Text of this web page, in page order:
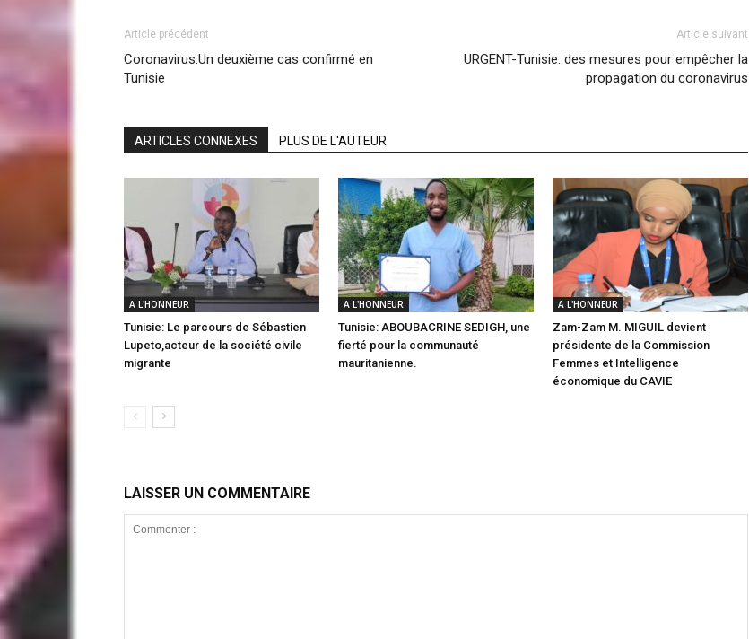
Article précédent
Coronavirus:Un deuxième cas confirmé en
Tunisie
Article suivant
URGENT-Tunisie: des mesures pour empêcher la
propagation du coronavirus
ARTICLES CONNEXES PLUS DE L'AUTEUR
A L'HONNEUR
Tunisie: Le parcours de Sébastien
Lupeto,acteur de la société civile
migrante
A L'HONNEUR
Tunisie: ABOUBACRINE SEDIGH, une
fierté pour la communauté
mauritanienne.
A L'HONNEUR
Zam-Zam M. MIGUIL devient
présidente de la Commission
Femmes et Intelligence
économique du CAVIE
LAISSER UN COMMENTAIRE